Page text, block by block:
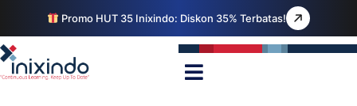
Promo HUT 35 Inixindo: Diskon 35% Terbatas!